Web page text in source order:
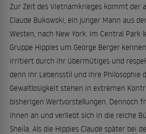
Zur Zeit des Vietnamkrieges kommt der
Claude Bukowski, ein junger Mann aus
Westen, nach New York. Im Central Park
Gruppe Hippies um George Berger
irritiert durch ihr übermütiges und
denn ihr Lebensstil und ihre Philosophie
Gewaltlosigkeit stehen in extremen
bisherigen Wertvorstellungen. Dennoch
ihnen an und verliebt sich in die reiche
Sheila. Als die Hippies Claude später bei